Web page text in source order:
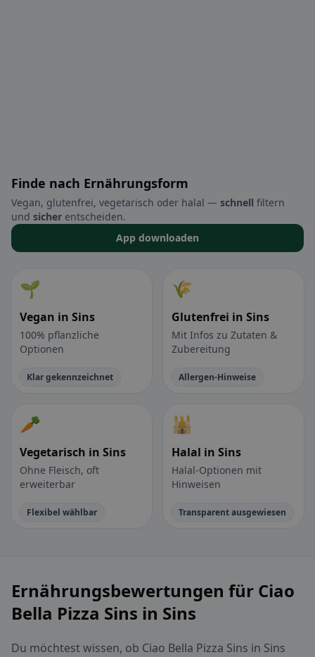
Finde nach Ernährungsform
Vegan, glutenfrei, vegetarisch oder halal — schnell filtern
und sicher entscheiden.
App downloaden
🌱
Vegan in Sins
100% pflanzliche
Optionen
Klar gekennzeichnet
🌾
Glutenfrei in Sins
Mit Infos zu Zutaten &
Zubereitung
Allergen-Hinweise
🥕
Vegetarisch in Sins
Ohne Fleisch, oft
erweiterbar
Flexibel wählbar
🕌
Halal in Sins
Halal-Optionen mit
Hinweisen
Transparent ausgewiesen
Ernährungsbewertungen für Ciao
Bella Pizza Sins in Sins
Du möchtest wissen, ob Ciao Bella Pizza Sins in Sins